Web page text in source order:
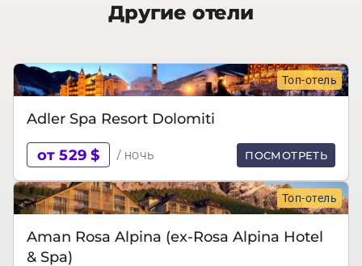
Другие отели
Топ-отель
Adler Spa Resort‎ Dolomiti
от 529 $ / ночь ПОСМОТРЕТЬ
Топ-отель
Aman Rosa Alpina (ex-Rosa Alpina Hotel
& Spa)